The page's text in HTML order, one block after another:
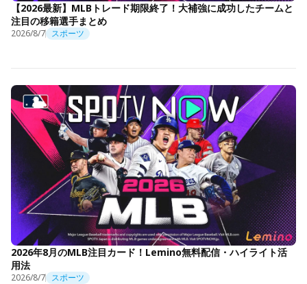
【2026最新】MLBトレード期限終了！大補強に成功したチームと
注目の移籍選手まとめ
2026/8/7 スポーツ
2026年8月のMLB注目カード！Lemino無料配信・ハイライト活
用法
2026/8/7 スポーツ